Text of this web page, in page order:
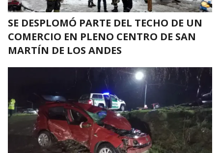
SE DESPLOMÓ PARTE DEL TECHO DE UN
COMERCIO EN PLENO CENTRO DE SAN
MARTÍN DE LOS ANDES